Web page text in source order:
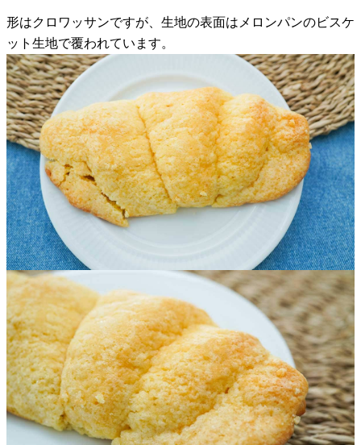
形はクロワッサンですが、生地の表面はメロンパンのビスケ
ット生地で覆われています。